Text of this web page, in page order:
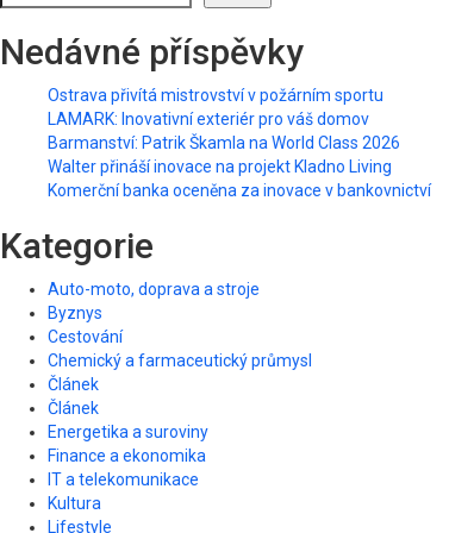
Nedávné příspěvky
Ostrava přivítá mistrovství v požárním sportu
LAMARK: Inovativní exteriér pro váš domov
Barmanství: Patrik Škamla na World Class 2026
Walter přináší inovace na projekt Kladno Living
Komerční banka oceněna za inovace v bankovnictví
Kategorie
Auto-moto, doprava a stroje
Byznys
Cestování
Chemický a farmaceutický průmysl
Článek
Článek
Energetika a suroviny
Finance a ekonomika
IT a telekomunikace
Kultura
Lifestyle